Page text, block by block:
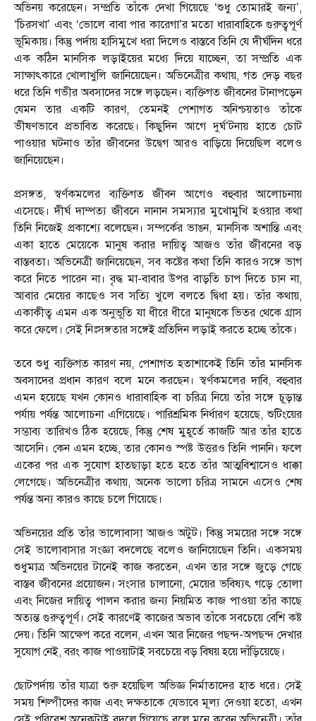
অভিনয় করেছেন। সম্প্রতি তাঁকে দেখা গিয়েছে ‘শুধু তোমারই জন্য’,
‘চিরসখা’ এবং ‘ভোলে বাবা পার কারেগা’র মতো ধারাবাহিকে গুরুত্বপূর্ণ
ভূমিকায়। কিন্তু পর্দায় হাসিমুখে ধরা দিলেও বাস্তবে তিনি যে দীর্ঘদিন ধরে
এক কঠিন মানসিক লড়াইয়ের মধ্যে দিয়ে যাচ্ছেন, তা সম্প্রতি এক
সাক্ষাৎকারে খোলাখুলি জানিয়েছেন। অভিনেত্রীর কথায়, গত দেড় বছর
ধরে তিনি গভীর অবসাদের সঙ্গে লড়ছেন। ব্যক্তিগত জীবনের টানাপড়েন
যেমন তার একটি কারণ, তেমনই পেশাগত অনিশ্চয়তাও তাঁকে
ভীষণভাবে প্রভাবিত করেছে। কিছুদিন আগে দুর্ঘ’টনায় হাতে চোট
পাওয়ার ঘটনাও তাঁর জীবনের উদ্বেগ আরও বাড়িয়ে দিয়েছিল বলেও
জানিয়েছেন।
প্রসঙ্গত, স্বর্ণকমলের ব্যক্তিগত জীবন আগেও বহুবার আলোচনায়
এসেছে। দীর্ঘ দাম্পত্য জীবনে নানান সমস্যার মুখোমুখি হওয়ার কথা
তিনি নিজেই প্রকাশ্যে বলেছেন। সম্পর্কের ভাঙন, মানসিক অশান্তি এবং
একা হাতে মেয়েকে মানুষ করার দায়িত্ব আজও তাঁর জীবনের বড়
বাস্তবতা। অভিনেত্রী জানিয়েছেন, সব কষ্টের কথা তিনি কারও সঙ্গে ভাগ
করে নিতে পারেন না। বৃদ্ধ মা-বাবার উপর বাড়তি চাপ দিতে চান না,
আবার মেয়ের কাছেও সব সত্যি খুলে বলতে দ্বিধা হয়। তাঁর কথায়,
একাকীত্ব এমন এক অনুভূতি যা ধীরে ধীরে মানুষকে ভিতর থেকে গ্রাস
করে ফেলে। সেই নিঃসঙ্গতার সঙ্গেই প্রতিদিন লড়াই করতে হচ্ছে তাঁকে।
তবে শুধু ব্যক্তিগত কারণ নয়, পেশাগত হতাশাকেই তিনি তাঁর মানসিক
অবসাদের প্রধান কারণ বলে মনে করছেন। স্বর্ণকমলের দাবি, বহুবার
এমন হয়েছে যখন কোনও ধারাবাহিক বা চরিত্র নিয়ে তাঁর সঙ্গে চূড়ান্ত
পর্যায় পর্যন্ত আলোচনা এগিয়েছে। পারিশ্রমিক নির্ধারণ হয়েছে, শুটিংয়ের
সম্ভাব্য তারিখও ঠিক হয়েছে, কিন্তু শেষ মুহূর্তে কাজটি আর তাঁর হাতে
আসেনি। কেন এমন হচ্ছে, তার কোনও স্পষ্ট উত্তরও তিনি পাননি। ফলে
একের পর এক সুযোগ হাতছাড়া হতে হতে তাঁর আত্মবিশ্বাসেও ধাক্কা
লেগেছে। অভিনেত্রীর কথায়, অনেক ভালো চরিত্র সামনে এসেও শেষ
পর্যন্ত অন্য কারও কাছে চলে গিয়েছে।
অভিনয়ের প্রতি তাঁর ভালোবাসা আজও অটুট। কিন্তু সময়ের সঙ্গে সঙ্গে
সেই ভালোবাসার সংজ্ঞা বদলেছে বলেও জানিয়েছেন তিনি। একসময়
শুধুমাত্র অভিনয়ের টানেই কাজ করতেন, এখন তার সঙ্গে জুড়ে গেছে
বাস্তব জীবনের প্রয়োজন। সংসার চালানো, মেয়ের ভবিষ্যৎ গড়ে তোলা
এবং নিজের দায়িত্ব পালন করার জন্য নিয়মিত কাজ পাওয়া তাঁর কাছে
অত্যন্ত গুরুত্বপূর্ণ। সেই কারণেই কাজের অভাব তাঁকে সবচেয়ে বেশি কষ্ট
দেয়। তিনি আক্ষেপ করে বলেন, এখন আর নিজের পছন্দ-অপছন্দ দেখার
সুযোগ নেই, বরং কাজ পাওয়াটাই সবচেয়ে বড় বিষয় হয়ে দাঁড়িয়েছে।
ছোটপর্দায় তাঁর যাত্রা শুরু হয়েছিল অভিজ্ঞ নির্মাতাদের হাত ধরে। সেই
সময় শিল্পীদের কাজ এবং দক্ষতাকে যেভাবে মূল্য দেওয়া হতো, এখন